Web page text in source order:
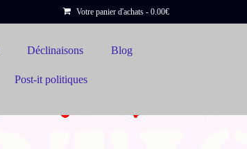
Votre panier d'achats - 0.00€
Déclinaisons Blog
Post-it politiques